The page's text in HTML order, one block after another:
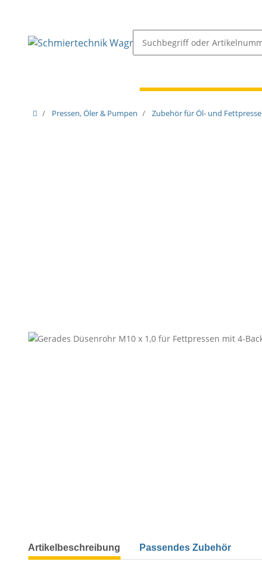
Pressen, Öler & Pumpen Zubehör für Öl- und
Artikelbeschreibung Passendes Zubehör